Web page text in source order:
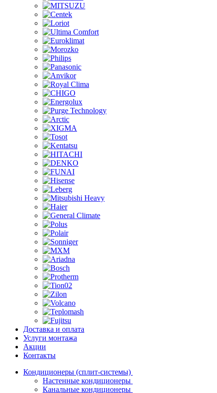
Доставка и оплата
Услуги монтажа
Акции
Контакты
Кондиционеры (сплит-системы)
Настенные кондиционеры
Канальные кондиционеры